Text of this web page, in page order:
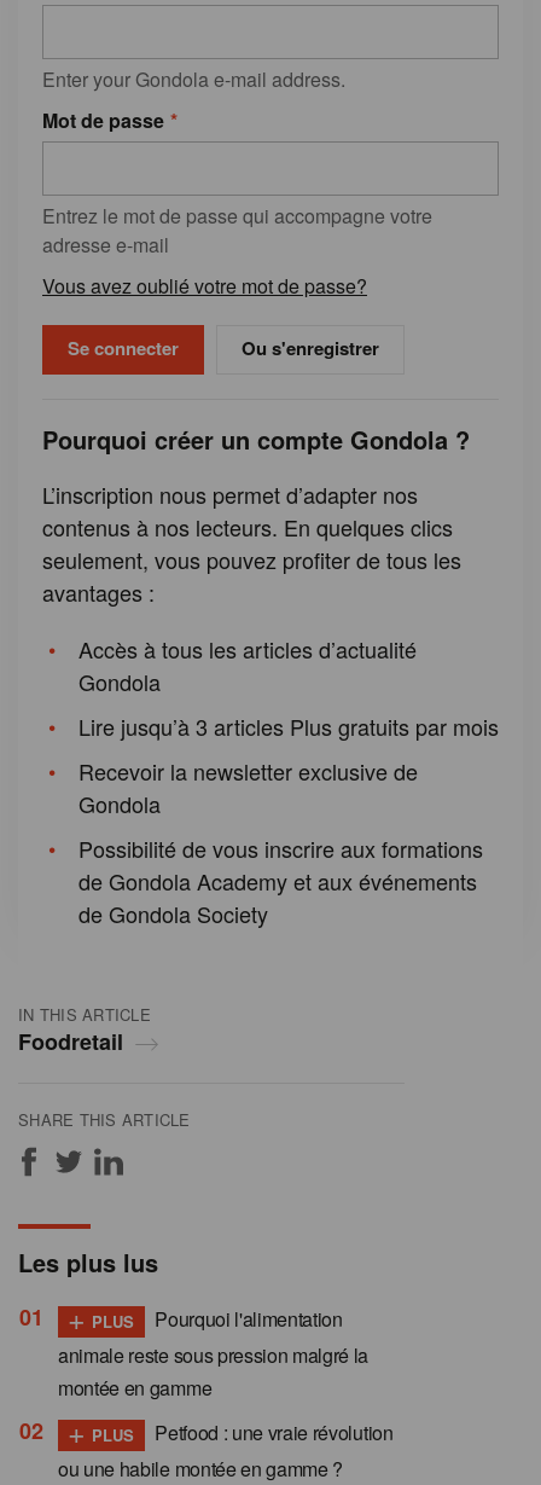
IN THIS ARTICLE
Foodretail
SHARE THIS ARTICLE
Enter your Gondola e-mail address.
Mot de passe
Entrez le mot de passe qui accompagne votre
adresse e-mail
Vous avez oublié votre mot de passe?
Ou s'enregistrer
Pourquoi créer un compte Gondola ?
L’inscription nous permet d’adapter nos
contenus à nos lecteurs. En quelques clics
seulement, vous pouvez profiter de tous les
avantages :
Accès à tous les articles d’actualité
Gondola
Lire jusqu’à 3 articles Plus gratuits par mois
Recevoir la newsletter exclusive de
Gondola
Possibilité de vous inscrire aux formations
de Gondola Academy et aux événements
de Gondola Society
Les plus lus
+ PLUS
Pourquoi l'alimentation
animale reste sous pression malgré la
montée en gamme
+ PLUS
Petfood : une vraie révolution
ou une habile montée en gamme ?